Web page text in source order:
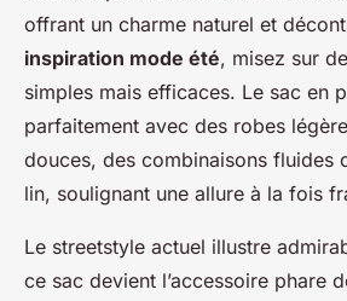
offrant un charme naturel et
inspiration mode été, misez sur
simples mais efficaces. Le sac en
parfaitement avec des robes
douces, des combinaisons fluides
lin, soulignant une allure à la fois
Le streetstyle actuel illustre
ce sac devient l’accessoire phare